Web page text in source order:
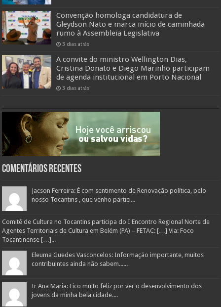
Convenção homologa candidatura de
Gleydson Nato e marca início de caminhada
rumo à Assembleia Legislativa
3 dias atrás
A convite do ministro Wellington Dias,
Cristina Donato e Diego Marinho participam
de agenda institucional em Porto Nacional
3 dias atrás
Comentários Recentes
Jacson Ferreira: É com sentimento de Renovação política, pelo
nosso Tocantins , que venho partici...
Comitê de Cultura no Tocantins participa do I Encontro Regional Norte de
Agentes Territoriais de Cultura em Belém (PA) – FETAC: […] Via: Foco
Tocantinense […]...
Eleuma Guedes Vasconcelos: Informação importante, muitos
contribuintes ainda não sabem......
Ir Ana Maria: Fico muito feliz por ver o desenvolvimento dos
jovens da minha bela cidade....